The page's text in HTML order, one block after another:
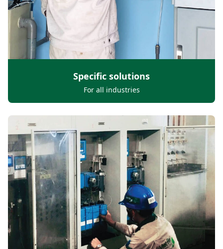
Specific solutions
For all industries